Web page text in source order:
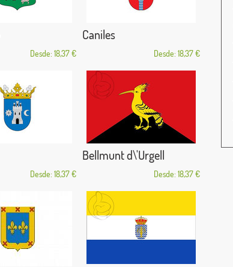
Desde: 18,37 €
Caniles
Desde: 18,37 €
Desde: 18,37 €
Bellmunt d\'Urgell
Desde: 18,37 €